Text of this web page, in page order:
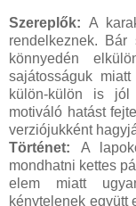
Szereplők: A
rendelkeznek.
könnyedén
sajátosságuk
külön-külön is jól
motiváló hatást
verziójukként
Történet: A
mondhatni kettes
elem miatt
kénytelenek együtt